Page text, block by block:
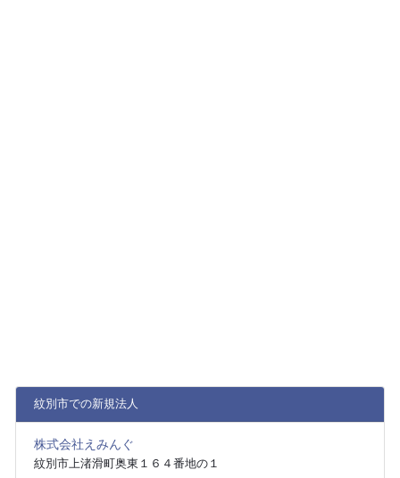
紋別市での新規法人
株式会社えみんぐ
紋別市上渚滑町奥東１６４番地の１